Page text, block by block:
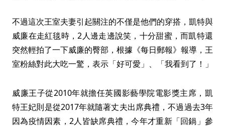
不過這次王室夫妻引起關注的不僅是他們的穿搭，凱特與
威廉在走紅毯時，2人邊走邊說笑，十分甜蜜，而凱特還
突然輕拍了一下威廉的臀部，根據《每日郵報》報導，王
室粉絲對此大吃一驚，表示「好可愛」、「我看到了！」
威廉王子從2010年就擔任英國影藝學院電影獎主席，凱
特王妃則是從2017年就隨著丈夫出席典禮，不過過去3年
因為疫情因素，2人皆缺席典禮，今年才重新「回鍋」參